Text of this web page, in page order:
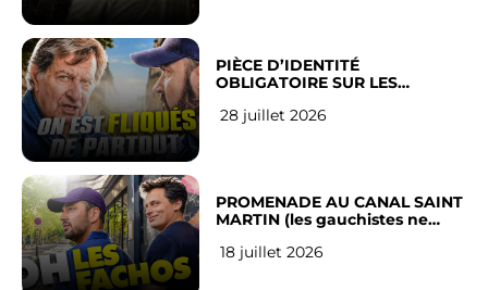
PIÈCE D’IDENTITÉ
OBLIGATOIRE SUR LES
Français
28 juillet 2026
PROMENADE AU CANAL SAINT
MARTIN (les gauchistes ne
18 juillet 2026